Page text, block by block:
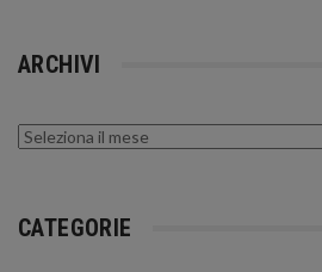
ARCHIVI
Archivi
CATEGORIE